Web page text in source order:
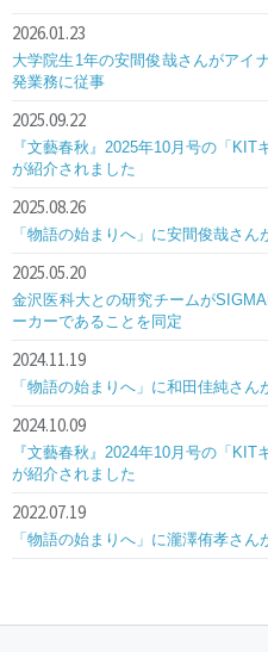
2026.01.23
大学院生1年の安間俊哉さんがアイ
発業務に従事
2025.09.22
『文藝春秋』2025年10月号の「
が紹介されました
2025.08.26
「物語の始まりへ」に安間俊哉さん
2025.05.20
金沢医科大との研究チームが
ーカーであることを同定
2024.11.19
「物語の始まりへ」に和田佳純さん
2024.10.09
『文藝春秋』2024年10月号の「
が紹介されました
2022.07.19
「物語の始まりへ」に瀧澤侑孝さん